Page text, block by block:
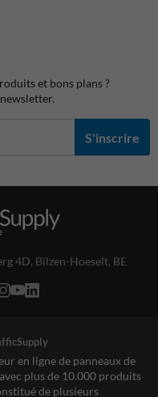
et bons plans ?
S'inscrire
4D, Bilzen-Hoeselt, BE
en ligne de panneaux de
plus de 10.000 produits
de plusieurs